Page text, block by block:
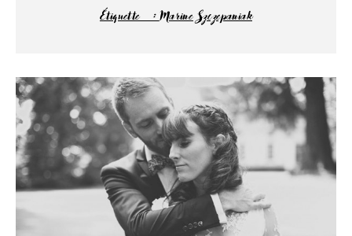
Étiquette :Marine Szczepaniak